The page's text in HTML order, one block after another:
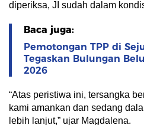
diperiksa, JI sudah dalam
Baca juga:
Pemotongan TPP di
Tegaskan Bulungan
2026
“Atas peristiwa ini, tersangka
kami amankan dan sedang
lebih lanjut,” ujar Magdalena.